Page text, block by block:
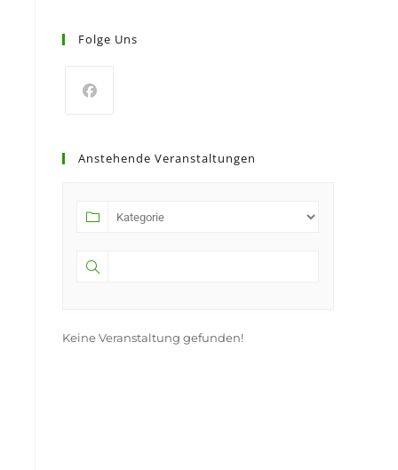
Folge Uns
a
Anstehende Veranstaltungen
Keine Veranstaltung gefunden!